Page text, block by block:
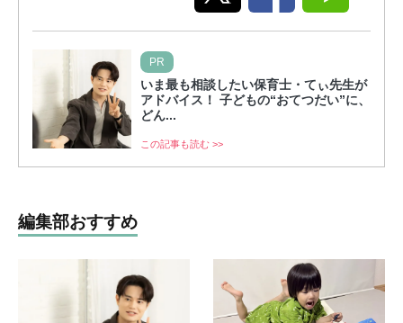
PR
いま最も相談したい保育士・てぃ先生が
アドバイス！ 子どもの“おてつだい”に、
どん...
この記事も読む >>
編集部おすすめ